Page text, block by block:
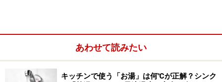
このモバイルキッチンシステムの構成は上の表左上にあ
あわせて読みたい
キッチンで使う「お湯」は何℃が正解？シンク